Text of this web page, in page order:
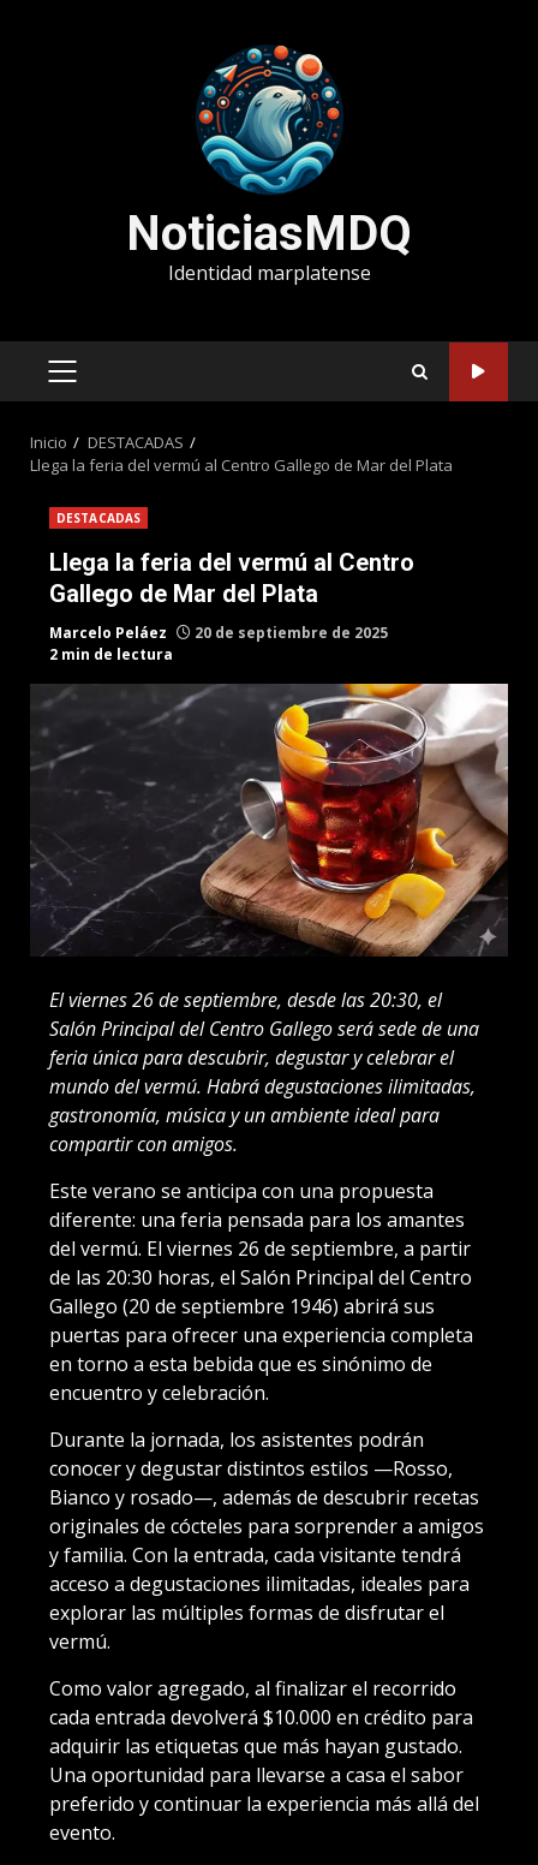
NoticiasMDQ
Identidad marplatense
MENÚ
Inicio
DESTACADAS
Llega la feria del vermú al Centro Gallego de Mar del Plata
DESTACADAS
Llega la feria del vermú al Centro
Gallego de Mar del Plata
Marcelo Peláez
20 de septiembre de 2025
2 min de lectura
El viernes 26 de septiembre, desde las 20:30, el
Salón Principal del Centro Gallego será sede de una
feria única para descubrir, degustar y celebrar el
mundo del vermú. Habrá degustaciones ilimitadas,
gastronomía, música y un ambiente ideal para
compartir con amigos.
Este verano se anticipa con una propuesta
diferente: una feria pensada para los amantes
del vermú. El viernes 26 de septiembre, a partir
de las 20:30 horas, el Salón Principal del Centro
Gallego (20 de septiembre 1946) abrirá sus
puertas para ofrecer una experiencia completa
en torno a esta bebida que es sinónimo de
encuentro y celebración.
Durante la jornada, los asistentes podrán
conocer y degustar distintos estilos —Rosso,
Bianco y rosado—, además de descubrir recetas
originales de cócteles para sorprender a amigos
y familia. Con la entrada, cada visitante tendrá
acceso a degustaciones ilimitadas, ideales para
explorar las múltiples formas de disfrutar el
vermú.
Como valor agregado, al finalizar el recorrido
cada entrada devolverá $10.000 en crédito para
adquirir las etiquetas que más hayan gustado.
Una oportunidad para llevarse a casa el sabor
preferido y continuar la experiencia más allá del
evento.